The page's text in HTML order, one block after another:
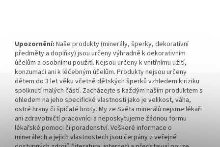
Upozornění: Naše produkty (minerály, šperky, dekorativní
předměty a doplňky) jsou určeny výhradně k dekorativním
účelům a osobnímu použití. Nejsou určeny k vnitřnímu užití,
konzumaci ani k léčebným účelům. Produkty nejsou určeny
dětem do 3 let věku včetně dětských šperků vzhledem k riziku
spolknutí malých částí. Zacházejte s každým naším produktem s
ohledem na jeho specifické vlastnosti jako je velikost, váha,
ostré hrany či špičaté hroty. My ze Světa minerálů nejsme lékaři
ani zdravotničtí pracovníci a neposkytujeme žádnou formu
lékařské pomoci či poradenství. Veškeré informace o
minerálech a jejich vlastnostech jsou čerpány z veřejně